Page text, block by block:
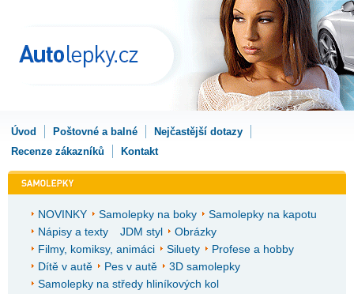
Úvod Poštovné a balné
Nejčastější dotazy
Recenze zákazníků
Kontakt
NOVINKY Samolepky na boky
Samolepky na kapotu
Nápisy a texty
JDM styl
Obrázky
Filmy, komiksy, animáci
Siluety
Profese a hobby
Dítě v autě
Pes v autě
3D samolepky
Samolepky na středy hliníkových kol